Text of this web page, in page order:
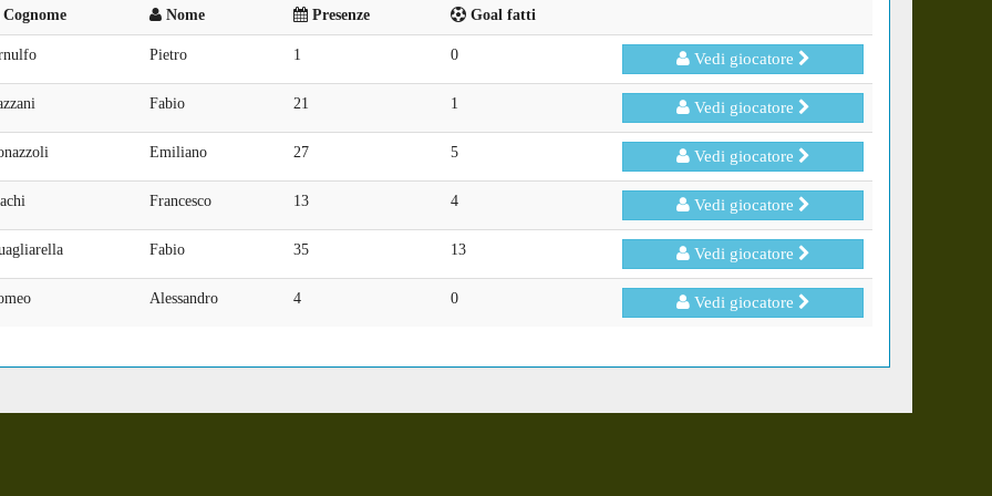
Cognome Nome Presenze Goal fatti
Pietro 1 0 Vedi giocatore
Fabio 21 1 Vedi giocatore
Emiliano 27 5 Vedi giocatore
Francesco 13 4 Vedi giocatore
Fabio 35 13 Vedi giocatore
Alessandro 4 0 Vedi giocatore